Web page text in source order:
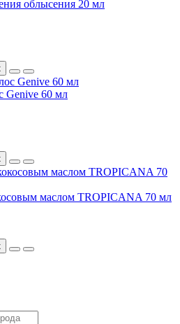
облысения 20 мл
Genive 60 мл
маслом TROPICANA 70 мл